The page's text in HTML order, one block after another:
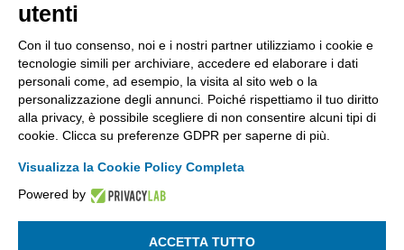
CONFINDUSTRIA BERGAMO
ASSISTENZA & PRIVACY
La riproduzione, anche parziale, di qualsiasi informazione o
utenti
Con il tuo consenso, noi e i nostri partner utilizziamo i cookie e
tecnologie simili per archiviare, accedere ed elaborare i dati
personali come, ad esempio, la visita al sito web o la
personalizzazione degli annunci. Poiché rispettiamo il tuo diritto
alla privacy, è possibile scegliere di non consentire alcuni tipi di
cookie. Clicca su preferenze GDPR per saperne di più.
Visualizza la Cookie Policy Completa
Powered by
ACCETTA TUTTO